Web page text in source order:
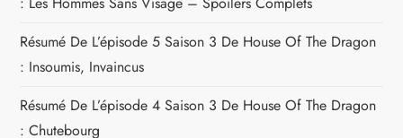
Résumé De L’épisode 5 Saison 3 De House Of The Dragon
: Insoumis, Invaincus
Résumé De L’épisode 4 Saison 3 De House Of The Dragon
: Chutebourg